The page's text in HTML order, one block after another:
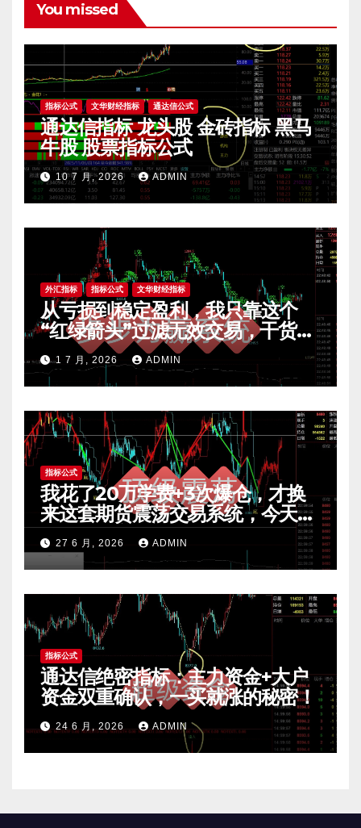
You missed
指标公式 文华财经指标 通达信公式
通达信指标 龙头股 金砖指标 黑马
牛股 股票指标公式
10 7 月, 2026 ADMIN
外汇指标 指标公式 文华财经指标
从亏损到稳定盈利，我只靠这个
“红绿箭头”过滤无效交易，干货全
公开 mt4指标
1 7 月, 2026 ADMIN
指标公式
我花了20万学费+3次爆仓，才换
来这套期货震荡交易系统，今天免
费公开核心逻辑
27 6 月, 2026 ADMIN
指标公式
通达信绝密指标：主力资金+大户
资金双重确认，一买就涨的秘密！
24 6 月, 2026 ADMIN